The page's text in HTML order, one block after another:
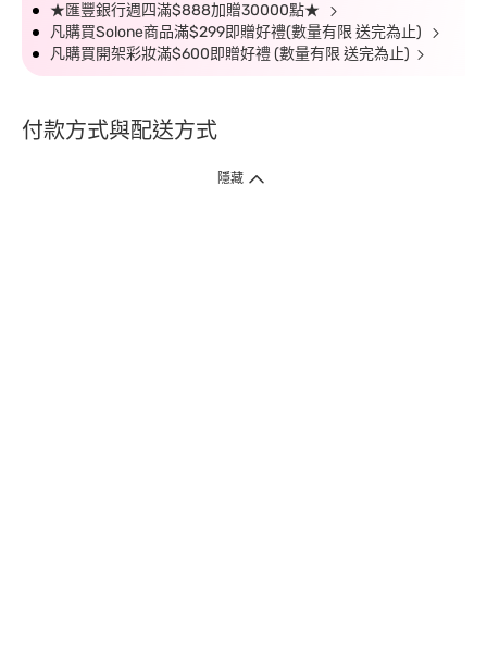
★匯豐銀行週四滿$888加贈30000點★
凡購買Solone商品滿$299即贈好禮(數量有限 送完為止)
凡購買開架彩妝滿$600即贈好禮 (數量有限 送完為止)
付款方式與配送方式
隱藏